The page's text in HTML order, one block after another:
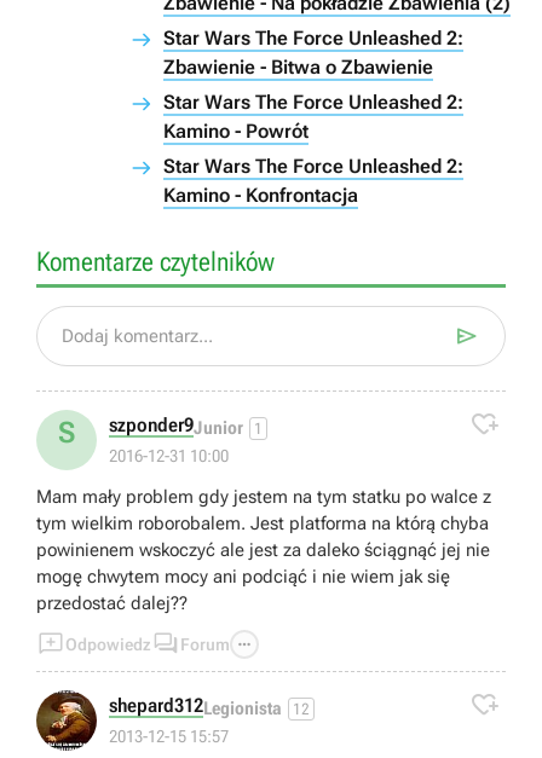
Star Wars The Force Unleashed 2:
Zbawienie - Bitwa o Zbawienie
Star Wars The Force Unleashed 2:
Kamino - Powrót
Star Wars The Force Unleashed 2:
Kamino - Konfrontacja
Komentarze czytelników
Dodaj komentarz... 
S szponder9Junior 1
2016-12-31 10:00

Mam mały problem gdy jestem na tym statku po walce z
tym wielkim roborobalem. Jest platforma na którą chyba
powinienem wskoczyć ale jest za daleko ściągnąć jej nie
mogę chwytem mocy ani podciąć i nie wiem jak się
przedostać dalej??
Odpowiedz  Forum 
shepard312Legionista 12
2013-12-15 15:57
